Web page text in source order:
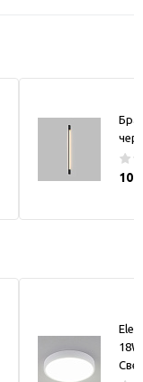
Бра
10